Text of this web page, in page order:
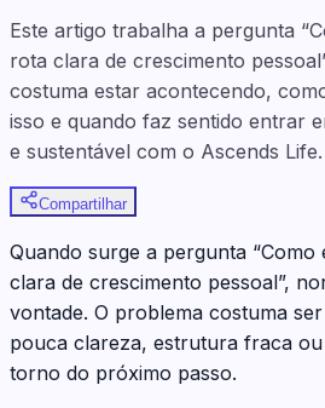
Este artigo trabalha a pergunta
rota clara de crescimento
costuma estar acontecendo,
isso e quando faz sentido entrar
e sustentável com o Ascends Life.
Compartilhar
Quando surge a pergunta
clara de crescimento pessoal”,
vontade. O problema costuma
pouca clareza, estrutura fraca
torno do próximo passo.